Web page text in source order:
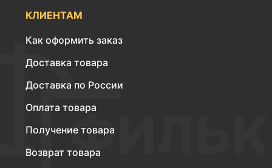
КЛИЕНТАМ
Как оформить заказ
Доставка товара
Доставка по России
Оплата товара
Получение товара
Возврат товара